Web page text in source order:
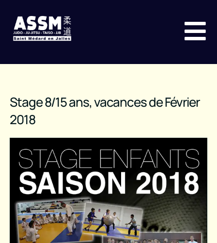
Stage 8/15 ans, vacances de Février
2018